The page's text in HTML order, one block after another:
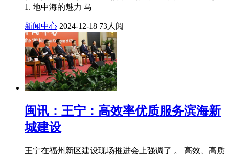
1. 地中海的魅力 马
新闻中心 2024-12-18 73人阅
闽讯：王宁：高效率优质服务滨海新
城建设
王宁在福州新区建设现场推进会上强调了 。 高效、高质